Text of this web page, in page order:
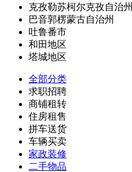
克孜勒苏柯尔克孜自治州
巴音郭楞蒙古自治州
吐鲁番市
和田地区
塔城地区
全部分类
求职招聘
商铺租转
住房租售
拼车送货
车辆买卖
家政装修
二手物品